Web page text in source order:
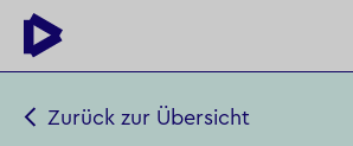
Zurück zur Übersicht